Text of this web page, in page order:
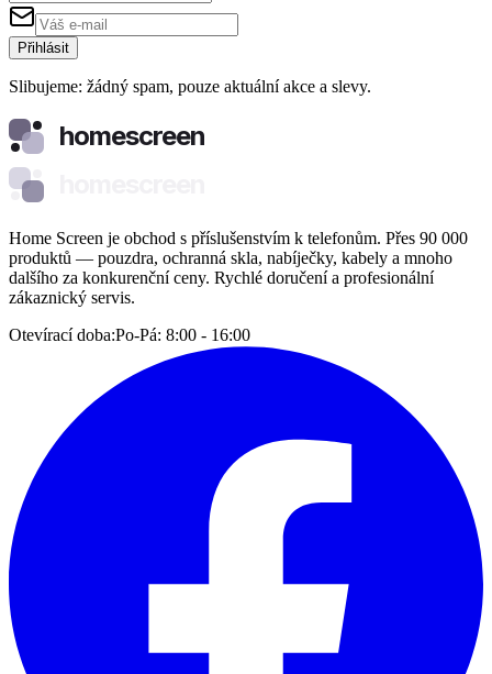
Přihlásit
Slibujeme: žádný spam, pouze aktuální akce a slevy.
homescreen
Home Screen je obchod s příslušenstvím k telefonům. Přes 90 000
produktů — pouzdra, ochranná skla, nabíječky, kabely a mnoho
dalšího za konkurenční ceny. Rychlé doručení a profesionální
zákaznický servis.
Otevírací doba:Po-Pá: 8:00 - 16:00